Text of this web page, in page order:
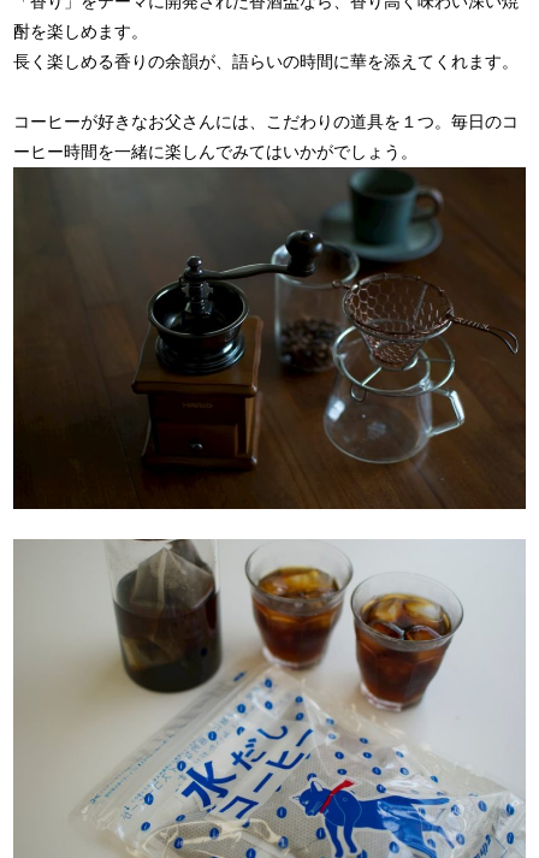
酎を楽しめます。
長く楽しめる香りの余韻が、語らいの時間に華を添えてくれます。
コーヒーが好きなお父さんには、こだわりの道具を１つ。毎日のコ
ーヒー時間を一緒に楽しんでみてはいかがでしょう。